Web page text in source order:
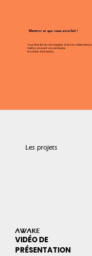
Montrer ce que vous avez fait !
Vous êtes fier de votre équipes et de vos collaborateurs,
mettez en avant vos séminaires
et soirées d'entreprise.
Les projets
AWAKE
VIDÉO DE
PRÉSENTATION